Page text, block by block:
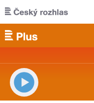
Přejít k hlavnímu obsahu